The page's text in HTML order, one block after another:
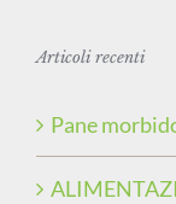
Articoli recenti
Pane